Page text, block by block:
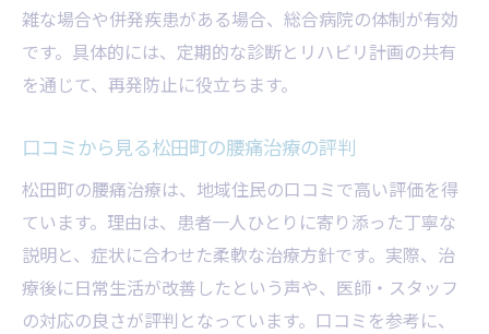
リハビリ職や整形外科との腰痛連携体制
腰痛に伴う退院後サポートの充実事例
地域で選ばれる腰痛治療のサポート体制
腰痛治療における医師の経験と実績解説
信頼できる腰痛専門医の見極め方を紹介
腰痛患者の声からわかる医師の信頼性
腰痛治療実績のある医師に相談する安心感
専門医のサポートで腰痛克服を目指す方法
雑な場合や併発疾患がある場合、総合病院の体制が有効
です。具体的には、定期的な診断とリハビリ計画の共有
を通じて、再発防止に役立ちます。
口コミから見る松田町の腰痛治療の評判
松田町の腰痛治療は、地域住民の口コミで高い評価を得
ています。理由は、患者一人ひとりに寄り添った丁寧な
説明と、症状に合わせた柔軟な治療方針です。実際、治
療後に日常生活が改善したという声や、医師・スタッフ
の対応の良さが評判となっています。口コミを参考に、